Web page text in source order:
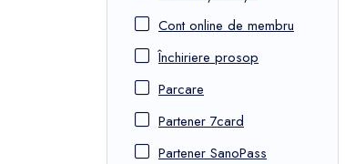
Cont online de membru
Închiriere prosop
Parcare
Partener 7card
Partener SanoPass